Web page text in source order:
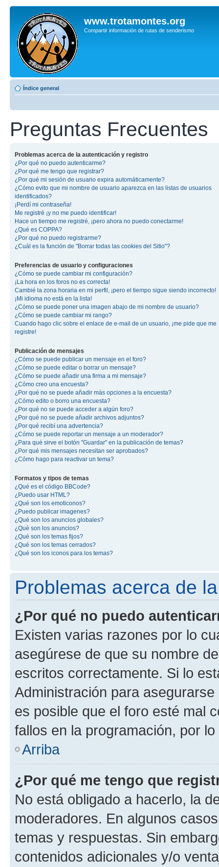
www.trotamontes.org
Compartir información de rutas de senderismo
Índice general
Preguntas Frecuentes
Problemas acerca de la autenticación y registro
¿Por qué no puedo autenticarme?
¿Por qué me tengo que registrar?
¿Por qué mi sesión de usuario expira automáticamente?
¿Cómo evito que mi nombre de usuario aparezca en las listas de usuarios
identificados?
¡Perdí mi contraseña!
Me registré ¡y no me puedo identificar!
Hace un tiempo me registré, ¡pero ahora no puedo conectarme!
¿Qué es COPPA?
¿Por qué no puedo registrarme?
¿Cuál es la función de "Borrar todas las cookies del Sitio"?
Preferencias de usuario y configuraciones
¿Cómo se puede cambiar mi configuración?
¡La hora en los foros no es correcta!
Cambié la zona horaria en mi perfil, ¡pero el tiempo sigue siendo incorrecto!
¡Mi idioma no está en la lista!
¿Cómo se puede poner una imagen abajo de mi nombre de usuario?
¿Cómo se puede cambiar mi rango?
Cuando hago clic sobre el enlace de e-mail de un usuario, ¡me pide que me
registre!
Publicación de mensajes
¿Cómo se puede publicar un mensaje en el foro?
¿Cómo se puede editar o borrar un mensaje?
¿Cómo se puede añadir una firma a mi mensaje?
¿Cómo creo una encuesta?
¿Por qué no se puede añadir más opciones a la encuesta?
¿Cómo edito o borro una encuesta?
¿Por qué no se puede acceder a algún foro?
¿Por qué no se puede añadir archivos adjuntos?
¿Por qué recibí una advertencia?
¿Cómo se puede reportar un mensaje a un moderador?
¿Para qué sirve el botón "Guardar" en la publicación de temas?
¿Por qué mis mensajes necesitan ser aprobados?
¿Cómo hago para reactivar un tema?
Formatos y tipos de temas
¿Qué es el código BBCode?
¿Puedo usar HTML?
¿Qué son los emoticonos?
¿Puedo publicar imagenes?
¿Qué son los anuncios globales?
¿Qué son los anuncios?
¿Qué son los temas fijos?
¿Qué son los temas cerrados?
¿Qué son los iconos para los temas?
Problemas acerca de
¿Por qué no puedo
Existen varias razones por lo
asegúrese de que su nombre
escritos correctamente. Si lo
Administración para
es posible que el foro esté mal
fallos en la programación, por
Arriba
¿Por qué me tengo que
No está obligado a hacerlo, la
moderadores. En algunos
temas y respuestas. Sin
contenidos adicionales y/o